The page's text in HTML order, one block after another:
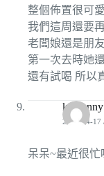
整個佈置很可
我們這周還要
老闆娘還是朋
第一次去時她
還有試喝 所以
kissjanny
2010-04-17
呆呆~最近很忙